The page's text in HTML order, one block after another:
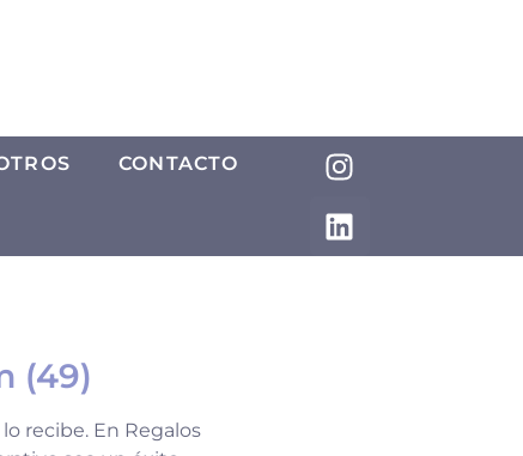
CONTACTO
(49)
recibe. En Regalos